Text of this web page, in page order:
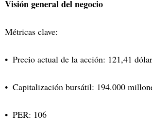
Visión general del negocio
Métricas clave:
Precio actual de la acción: 121,41
Capitalización bursátil: 194.000
PER: 106